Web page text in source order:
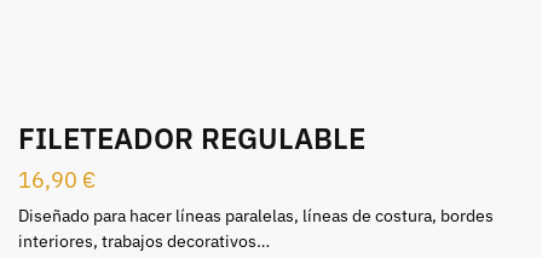
FILETEADOR REGULABLE
16,90 €
Diseñado para hacer líneas paralelas, líneas de costura, bordes
interiores, trabajos decorativos…